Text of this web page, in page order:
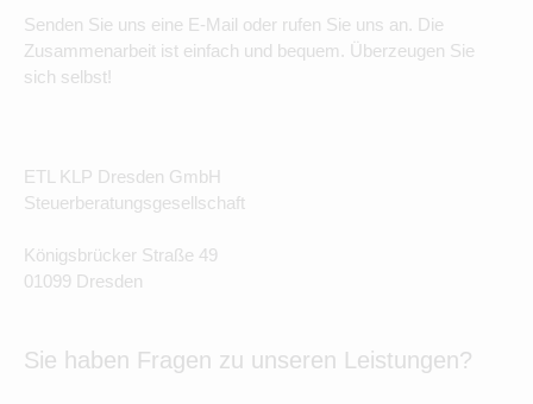
Senden Sie uns eine E-Mail oder rufen Sie uns an. Die
Zusammenarbeit ist einfach und bequem. Überzeugen Sie
sich selbst!
ETL KLP Dresden GmbH
Steuerberatungsgesellschaft
Königsbrücker Straße 49
01099 Dresden
Sie haben Fragen zu unseren Leistungen?